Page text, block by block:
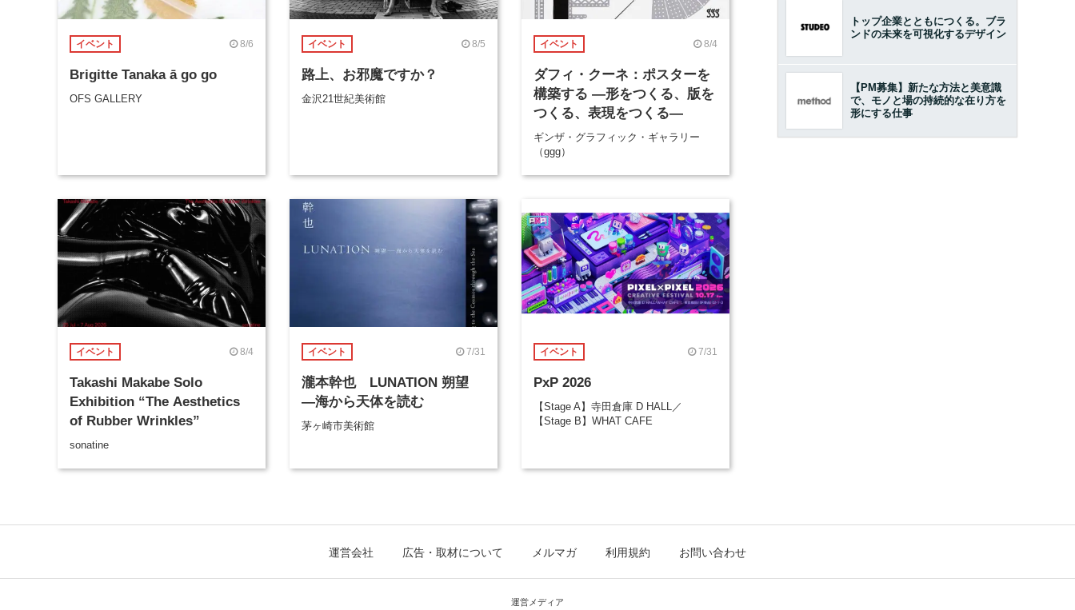
イベント 8/6
Brigitte Tanaka ā go go
OFS GALLERY
イベント 8/5
路上、お邪魔ですか？
金沢21世紀美術館
イベント 8/4
ダフィ・クーネ：ポスターを
構築する ―形をつくる、版を
つくる、表現をつくる―
ギンザ・グラフィック・ギャラリー
（ggg）
イベント 8/4
Takashi Makabe Solo
Exhibition “The Aesthetics
of Rubber Wrinkles”
sonatine
イベント 7/31
瀧本幹也 LUNATION 朔望
―海から天体を読む
茅ヶ崎市美術館
イベント 7/31
PxP 2026
【Stage A】寺田倉庫 D HALL／
【Stage B】WHAT CAFE
トップ企業とともにつくる。ブラ
ンドの未来を可視化するデザイン
【PM募集】新たな方法と美意識
で、モノと場の持続的な在り方を
形にする仕事
運営会社 広告・取材について メルマガ 利用規約 お問い合わせ
運営メディア